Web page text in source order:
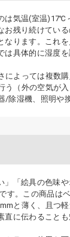
は気温(室温
お残り続けてい
ります。これ
具体的に湿度
よっては複数購
（外の空気が
除湿機、照明や
」「絵具の色味
す。この商品は
と薄く、且つ
に伝わることも